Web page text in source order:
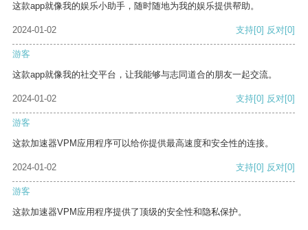
这款app就像我的娱乐小助手，随时随地为我的娱乐提供帮助。
2024-01-02 支持[0] 反对[0]
游客
这款app就像我的社交平台，让我能够与志同道合的朋友一起交流。
2024-01-02 支持[0] 反对[0]
游客
这款加速器VPM应用程序可以给你提供最高速度和安全性的连接。
2024-01-02 支持[0] 反对[0]
游客
这款加速器VPM应用程序提供了顶级的安全性和隐私保护。